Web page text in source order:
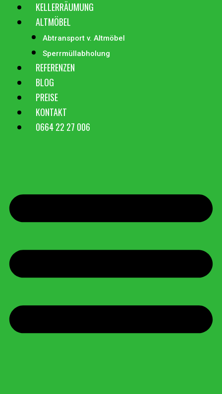
KELLERRÄUMUNG
ALTMÖBEL
Abtransport v. Altmöbel
Sperrmüllabholung
REFERENZEN
BLOG
PREISE
KONTAKT
0664 22 27 006